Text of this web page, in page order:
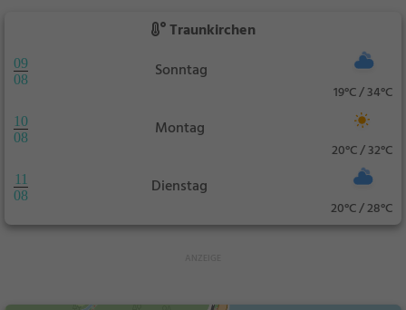
Traunkirchen
09
08
Sonntag
19°C / 34°C
10
08
Montag
20°C / 32°C
11
08
Dienstag
20°C / 28°C